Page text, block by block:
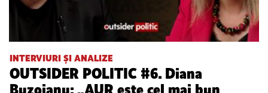
INTERVIURI ȘI ANALIZE
OUTSIDER POLITIC #6. Diana